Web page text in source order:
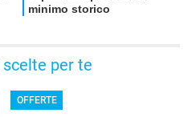
per te
OFFERTE